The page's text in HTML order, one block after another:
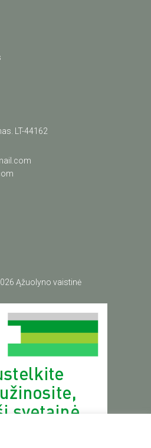
LT-44162
Ąžuolyno vaistinė